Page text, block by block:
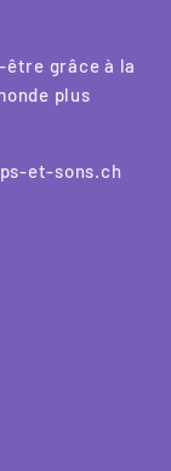
grâce à la
plus
et-sons.ch